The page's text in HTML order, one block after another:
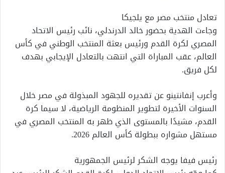
تعادل منتخب مصر مع يلجيكا
وجاءت الهدية بحضور خالد الدرندلي، نائب رئيس الاتحاد
المصري لكرة القدم ورئيس بعثة المنتخب الوطني في كأس
العالم، عقب المباراة التي انتهت بالتعادل الإيجابي بهدف
لكل فريق.
وأعرب إنفانتينو عن تقديره للجهود المبذولة في مصر خلال
السنوات الأخيرة لتطوير المنظومة الرياضية، لا سيما كرة
القدم، مشيدًا بالمستوى الذي ظهر به المنتخب المصري في
مستهل مشواره ببطولة كأس العالم 2026.
رئيس فيفا يوجه الشكر لرئيس الجمهورية